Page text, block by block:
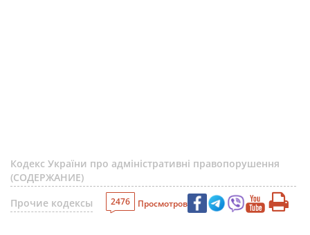
Кодекс України про адміністративні правопорушення
(СОДЕРЖАНИЕ)
Прочие кодексы
2476 Просмотров